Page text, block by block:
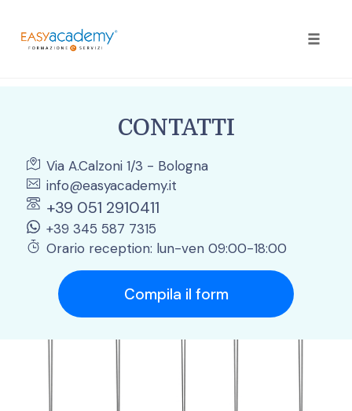
CONTATTI
Via A.Calzoni 1/3 - Bologna
info@easyacademy.it
+39 051 2910411
+39 345 587 7315
Orario reception: lun-ven 09:00-18:00
Compila il form